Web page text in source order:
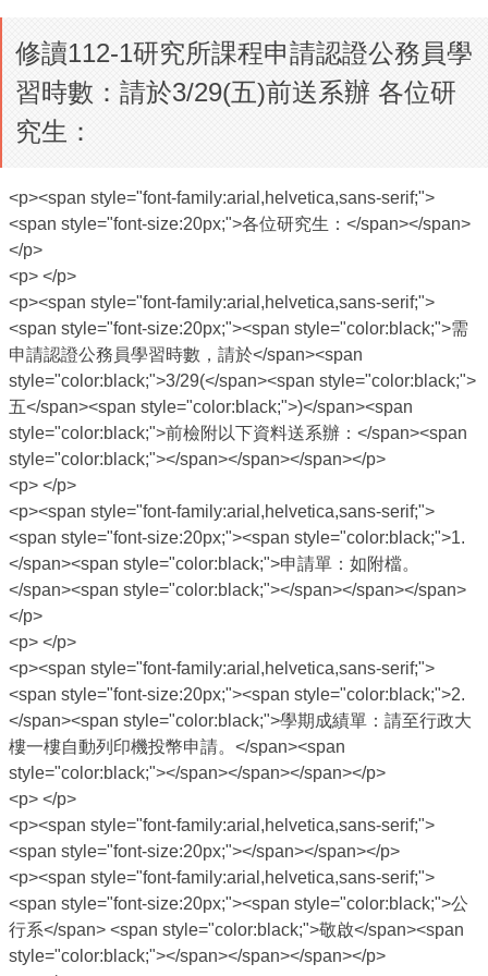
修讀112-1研究所課程申請認證公務員學
習時數：請於3/29(五)前送系辦 各位研
究生：
<p><span style="font-family:arial,helvetica,sans-serif;">
<span style="font-size:20px;">各位研究生：</span></span>
</p>
<p> </p>
<p><span style="font-family:arial,helvetica,sans-serif;">
<span style="font-size:20px;"><span style="color:black;">需
申請認證公務員學習時數，請於</span><span
style="color:black;">3/29(</span><span style="color:black;">
五</span><span style="color:black;">)</span><span
style="color:black;">前檢附以下資料送系辦：</span><span
style="color:black;"></span></span></span></p>
<p> </p>
<p><span style="font-family:arial,helvetica,sans-serif;">
<span style="font-size:20px;"><span style="color:black;">1.
</span><span style="color:black;">申請單：如附檔。
</span><span style="color:black;"></span></span></span>
</p>
<p> </p>
<p><span style="font-family:arial,helvetica,sans-serif;">
<span style="font-size:20px;"><span style="color:black;">2.
</span><span style="color:black;">學期成績單：請至行政大
樓一樓自動列印機投幣申請。</span><span
style="color:black;"></span></span></span></p>
<p> </p>
<p><span style="font-family:arial,helvetica,sans-serif;">
<span style="font-size:20px;"></span></span></p>
<p><span style="font-family:arial,helvetica,sans-serif;">
<span style="font-size:20px;"><span style="color:black;">公
行系</span> <span style="color:black;">敬啟</span><span
style="color:black;"></span></span></span></p>